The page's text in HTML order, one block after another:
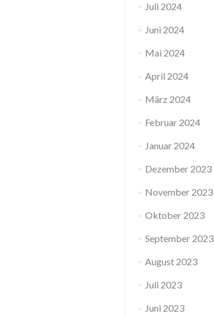
Juli 2024
Juni 2024
Mai 2024
April 2024
März 2024
Februar 2024
Januar 2024
Dezember 2023
November 2023
Oktober 2023
September 2023
August 2023
Juli 2023
Juni 2023